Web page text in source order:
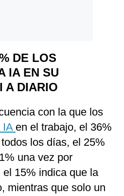
DE LOS
IA EN SU
A DIARIO
con la que los
IA en el trabajo, el 36%
los días, el 25%
una vez por
15% indica que la
mientras que solo un